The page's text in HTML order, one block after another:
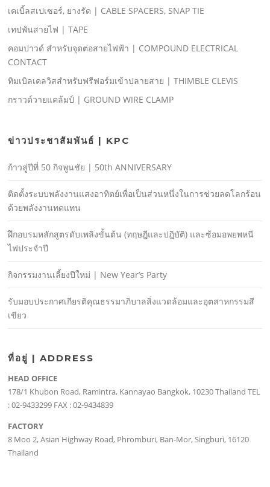
เคเบิ้ลสเปเซอร์, ยางรัด | CABLE SPACERS, SNAP TIE
เทปพันสายไฟ | TAPE
คอมปาวด์ สําหรับจุดต่อสายไฟฟ้า | COMPOUND ELECTRICAL
CONTACT
ทิมเบิลเคลวิสสําหรับฟรีฟอร์มเข้าปลายสาย | THIMBLE CLEVIS
กราวด์วายแคล้มป์ | GROUND WIRE CLAMP
ข่าวประชาสัมพันธ์ | KPC
ก้าวสู่ปีที่ 50 กิจพูนชัย | 50th ANNIVERSARY
ติดตั้งระบบพลังงานแสงอาทิตย์เพื่อเป็นส่วนหนึ่งในการช่วยลดโลกร้อน
ด้วยพลังงานทดแทน
ฝึกอบรมหลักสูตรดับเพลิงขั้นต้น (ทฤษฎีและปฎิบัติ) และซ้อมอพยพหนี
ไฟประจําปี
กิจกรรมงานเลี้ยงปีใหม่ | New Year’s Party
รับมอบประกาศเกียรติคุณธรรมาภิบาลสิ่งแวดล้อมและอุตสาหกรรมสี
เขียว
ที่อยู่ | ADDRESS
HEAD OFFICE
178/1 Khubon Road, Ramintra, Kannayao Bangkok, 10230 Thailand TEL
: 02-9433299 FAX : 02-9434839
FACTORY
8 Moo 2, Asian Highway Road, Phromburi, Ban-Mor, Singburi, 16120
Thailand